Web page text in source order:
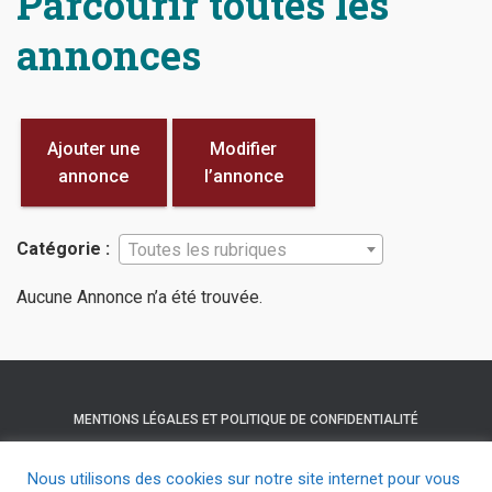
annonces
Ajouter une
annonce
Modifier
l’annonce
Catégorie : Toutes les rubriques
Aucune Annonce n’a été trouvée.
MENTIONS LÉGALES ET POLITIQUE DE CONFIDENTIALITÉ
NOUS CONTACTER HELLOASSO
Nous utilisons des cookies sur notre site internet pour vous